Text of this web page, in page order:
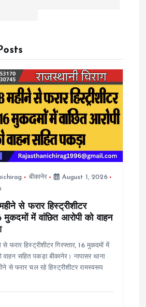
बीकानेर
August 1, 2026
से फरार हिस्ट्रीशीटर
मुकदमों में वांछित आरोपी को वाहन
से फरार हिस्ट्रीशीटर गिरफ्तार, 16 मुकदमों में
वाहन सहित पकड़ा बीकानेर। नापासर थाना
से फरार चल रहे हिस्ट्रीशीटर रामस्वरूप